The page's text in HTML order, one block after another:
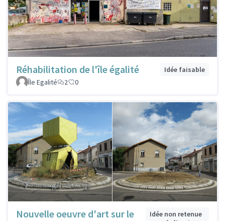
Réhabilitation de l'île égalité
Idée faisable
Île Egalité
2 0
Nouvelle oeuvre d'art sur le
Idée non retenue